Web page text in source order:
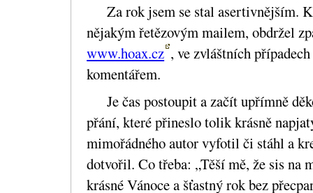
Za rok jsem se stal asertivnějším.
nějakým řetězovým mailem, obdržel
www.hoax.cz , ve zvláštních
komentářem.
Je čas postoupit a začít upřímně
přání, které přineslo tolik krásně
mimořádného autor vyfotil či stáhl a
dotvořil. Co třeba: „Těší mě, že sis na
krásné Vánoce a šťastný rok bez